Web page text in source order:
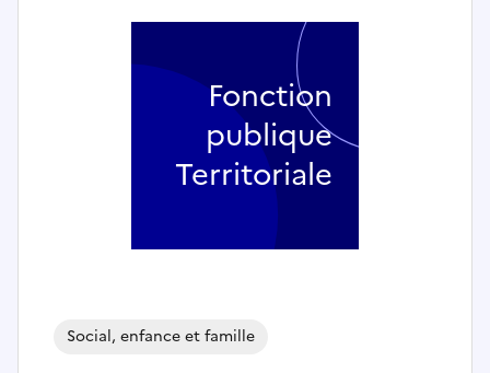
Social, enfance et famille
Fonction
publique
Territoriale